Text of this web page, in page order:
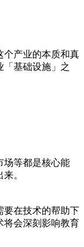
个产业的本质和真
「基础设施」之
场等都是核心能
。
要在技术的帮助下
将会深刻影响教育